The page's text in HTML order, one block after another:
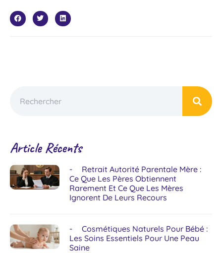
Article Récents
Retrait Autorité Parentale Mère :
Ce Que Les Pères Obtiennent
Rarement Et Ce Que Les Mères
Ignorent De Leurs Recours
Cosmétiques Naturels Pour Bébé :
Les Soins Essentiels Pour Une Peau
Saine